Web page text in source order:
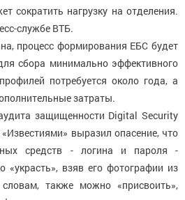
сократить нагрузку на отделения.
службе ВТБ.
процесс формирования ЕБС будет
сбора минимально эффективного
потребуется около года, а
затраты.
защищенности Digital Security
выразил опасение, что
средств - логина и пароля -
«украсть», взяв его фотографии из
также можно «присвоить»,